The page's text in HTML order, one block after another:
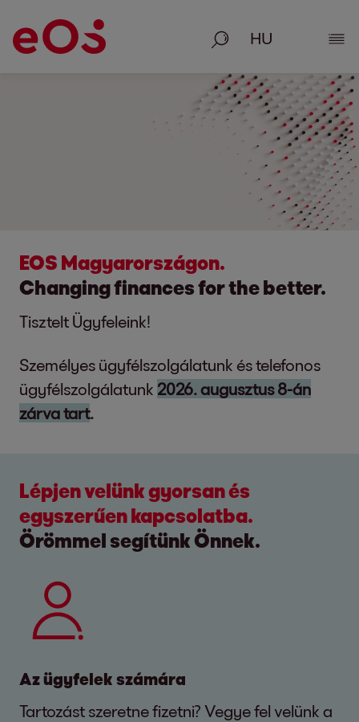
Keresés
EOS Magyarországon.
Changing finances for the better.
Tisztelt Ügyfeleink!
Személyes ügyfélszolgálatunk és telefonos
ügyfélszolgálatunk 2026. augusztus 8-án
zárva tart.
Lépjen velünk gyorsan és
egyszerűen kapcsolatba.
Örömmel segítünk Önnek.
Az ügyfelek számára
Tartozást szeretne fizetni? Vegye fel velünk a